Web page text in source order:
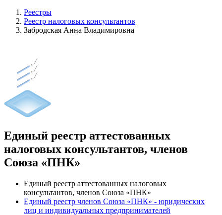
Реестры
Реестр налоговых консультантов
Забродская Анна Владимировна
Единый реестр аттестованных
налоговых консультантов, членов
Союза «ПНК»
Единый реестр аттестованных налоговых
консультантов, членов Союза «ПНК»
Единый реестр членов Союза «ПНК» - юридических
лиц и индивидуальных предпринимателей